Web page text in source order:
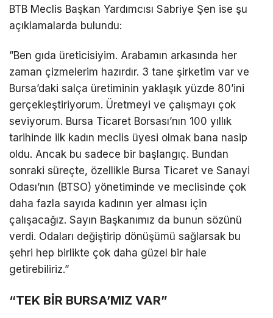
BTB Meclis Başkan Yardımcısı Sabriye Şen ise şu
açıklamalarda bulundu:
​”Ben gıda üreticisiyim. Arabamın arkasında her
zaman çizmelerim hazırdır. 3 tane şirketim var ve
Bursa’daki salça üretiminin yaklaşık yüzde 80’ini
gerçekleştiriyorum. Üretmeyi ve çalışmayı çok
seviyorum. Bursa Ticaret Borsası’nın 100 yıllık
tarihinde ilk kadın meclis üyesi olmak bana nasip
oldu. Ancak bu sadece bir başlangıç. Bundan
sonraki süreçte, özellikle Bursa Ticaret ve Sanayi
Odası’nın (BTSO) yönetiminde ve meclisinde çok
daha fazla sayıda kadının yer alması için
çalışacağız. Sayın Başkanımız da bunun sözünü
verdi. Odaları değiştirip dönüşümü sağlarsak bu
şehri hep birlikte çok daha güzel bir hale
getirebiliriz.”
“TEK BİR BURSA’MIZ VAR”